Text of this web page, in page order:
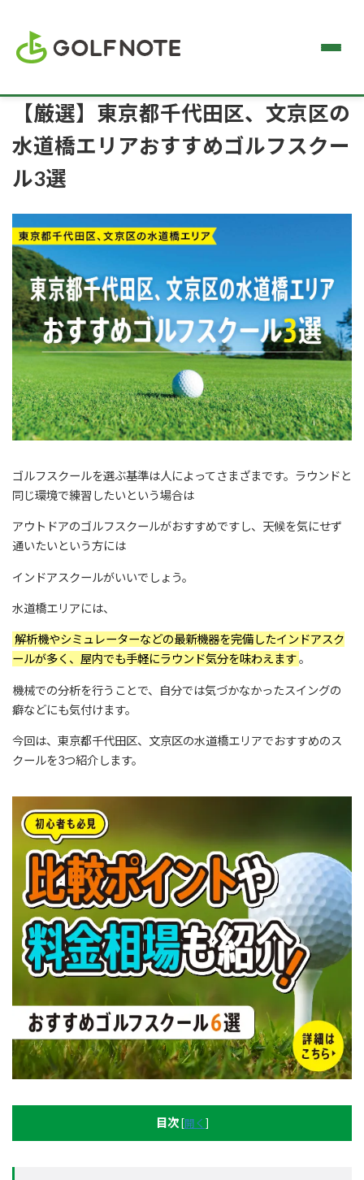
【厳選】東京都千代田区、文京区の
水道橋エリアおすすめゴルフスクー
ル3選
ゴルフスクールを選ぶ基準は人によってさまざまです。ラウンドと
同じ環境で練習したいという場合は
アウトドアのゴルフスクールがおすすめですし、天候を気にせず
通いたいという方には
インドアスクールがいいでしょう。
水道橋エリアには、
解析機やシミュレーターなどの最新機器を完備したインドアスク
ールが多く、屋内でも手軽にラウンド気分を味わえます。
機械での分析を行うことで、自分では気づかなかったスイングの
癖などにも気付けます。
今回は、東京都千代田区、文京区の水道橋エリアでおすすめのス
クールを3つ紹介します。
目次 [開く ]